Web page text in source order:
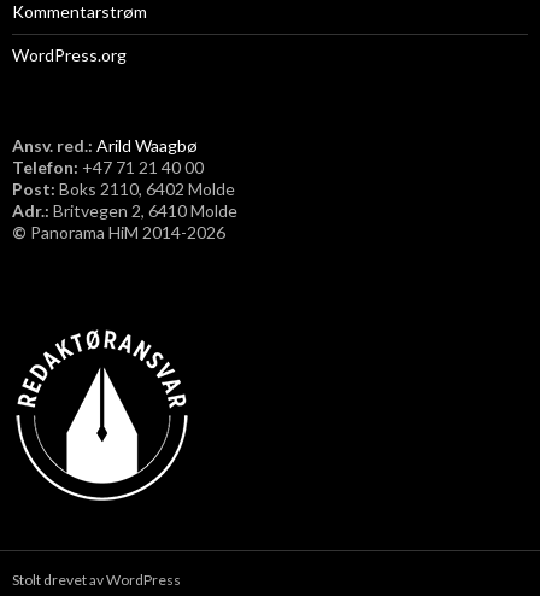
Kommentarstrøm
WordPress.org
Ansv. red.: Arild Waagbø
Telefon: ​+47 71 21 40 00
Post: Boks 2110, 6402 Molde
Adr.: Britvegen 2, 6410 Molde
© Panorama HiM 2014-2026
Stolt drevet av WordPress